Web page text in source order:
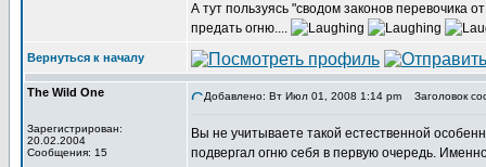
А тут пользуясь "сводом законов перевочика
предать огню....
Вернуться к началу
The Wild One
Зарегистрирован:
20.02.2004
Сообщения: 15
Добавлено: Вт Июл 01, 2008 1:14 pm Заголовок
Вы не учитываете такой естественной
подвергал огню себя в первую очередь.